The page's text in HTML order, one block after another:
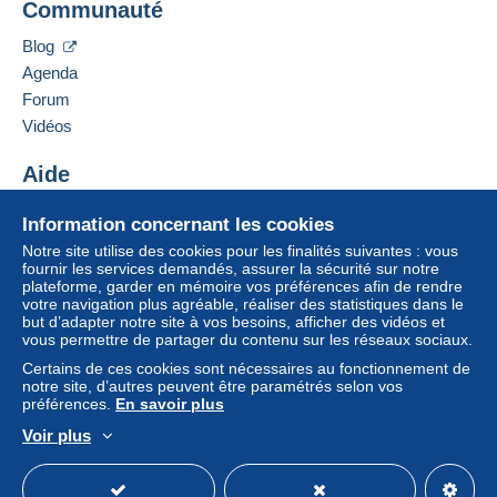
Paiement par :
Lettre (format normal/petite lettre)
2,50 €
Lettre suivie (format normal/petite lettre)
4,00 €
Lettre recommandée (format normal/petite
8,00 €
de livraison, vous devez être
membre et ouvrir une session.
Se
connect
er
S'inscri
re
13 CHEMIN DE TORREILLES
66510
Ajouter ce vendeur aux favoris
Information concernant les cookies
Notre site utilise des cookies pour les finalités suivantes : vous
fournir les services demandés, assurer la sécurité sur notre
plateforme, garder en mémoire vos préférences afin de rendre
votre navigation plus agréable, réaliser des statistiques dans le
but d’adapter notre site à vos besoins, afficher des vidéos et
vous permettre de partager du contenu sur les réseaux sociaux.
Certains de ces cookies sont nécessaires au fonctionnement de
notre site, d’autres peuvent être paramétrés selon vos
préférences. En savoir plus
Voir plus
Communauté
Blog
Agenda
Forum
Vidéos
Aide
Acheter sur Delcampe
Vendre sur Delcampe
Un site sécurisé